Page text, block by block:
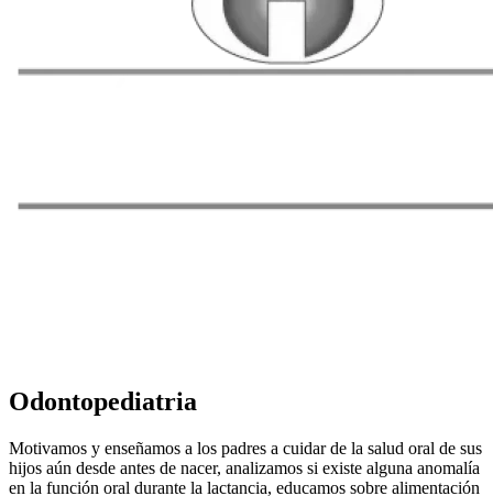
Odontopediatria
Motivamos y enseñamos a los padres a cuidar de la salud oral de sus
hijos aún desde antes de nacer, analizamos si existe alguna anomalía
en la función oral durante la lactancia, educamos sobre alimentación